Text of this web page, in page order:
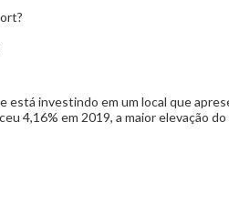
está investindo em um local que
4,16% em 2019, a maior elevação do